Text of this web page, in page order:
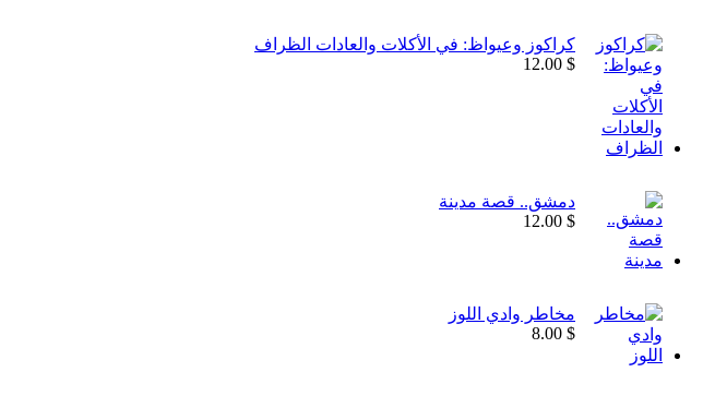
كراكوز وعيواظ: في الأكلات والعادات الظراف
12.00 $
دمشق.. قصة مدينة
12.00 $
مخاطر وادي اللوز
8.00 $